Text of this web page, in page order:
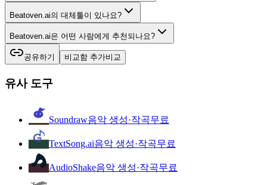
Beatoven.ai의 대체툴이 있나요?
Beatoven.ai은 어떤 사람에게 추천되나요?
공유하기 비교함 추가비교
유사 도구
Soundraw음악 생성·작곡무료
TextSong.ai음악 생성·작곡무료
AudioShake음악 생성·작곡무료